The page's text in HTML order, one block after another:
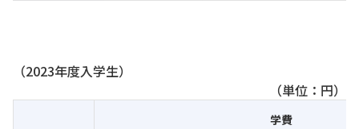
（2023年度入学生）
（単位：円）
学費